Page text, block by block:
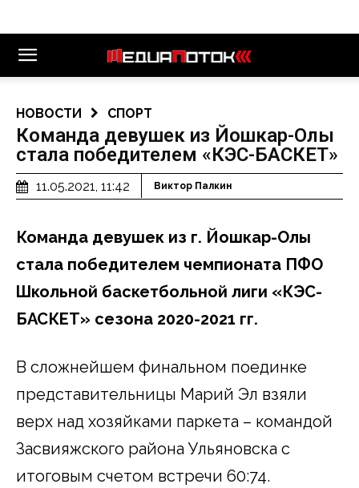
НОВОСТИ СПОРТ
Команда девушек из Йошкар-Олы
стала победителем «КЭС-БАСКЕТ»
11.05.2021, 11:42 Виктор Палкин
Команда девушек из г. Йошкар-Олы
стала победителем чемпионата ПФО
Школьной баскетбольной лиги «КЭС-
БАСКЕТ» сезона 2020-2021 гг.
В сложнейшем финальном поединке
представительницы Марий Эл взяли
верх над хозяйками паркета – командой
Засвияжского района Ульяновска с
итоговым счетом встречи 60:74.